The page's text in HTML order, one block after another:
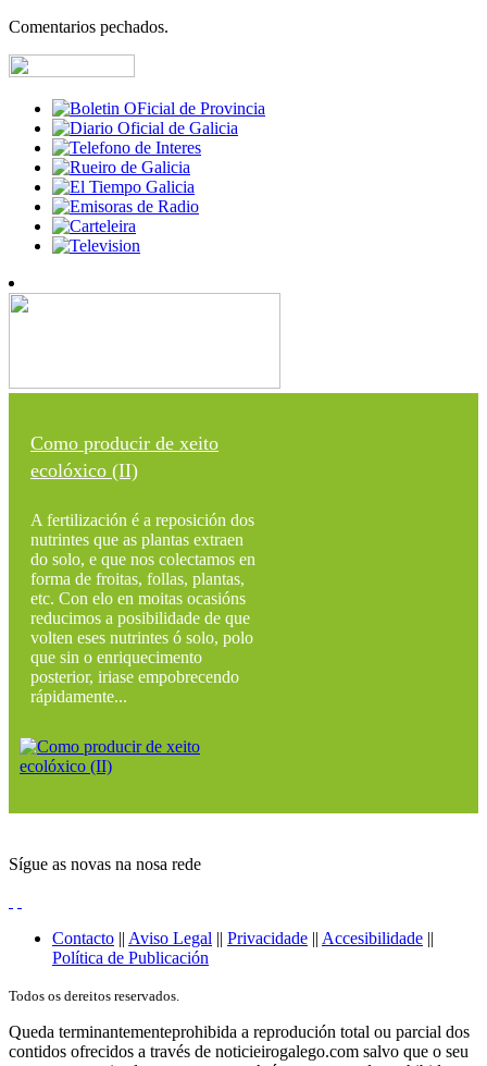
Comentarios pechados.
Como producir de xeito
ecolóxico (II)
A fertilización é a reposición dos
nutrintes que as plantas extraen
do solo, e que nos colectamos en
forma de froitas, follas, plantas,
etc. Con elo en moitas ocasións
reducimos a posibilidade de que
volten eses nutrintes ó solo, polo
que sin o enriquecimento
posterior, iriase empobrecendo
rápidamente...
Sígue as novas na nosa rede
Contacto || Aviso Legal || Privacidade || Accesibilidade ||
Política de Publicación
Todos os dereitos reservados.
Queda terminantementeprohibida a reprodución total ou parcial dos
contidos ofrecidos a través de noticieirogalego.com salvo que o seu